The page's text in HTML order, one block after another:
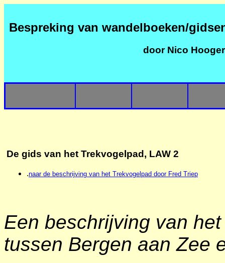
Bespreking van wandelboeken/
door Nico
De gids van het Trekvogelpad, LAW 2
.naar de beschrijving van het Trekvogelpad door Fred Triep
Een beschrijving van
tussen Bergen aan Zee